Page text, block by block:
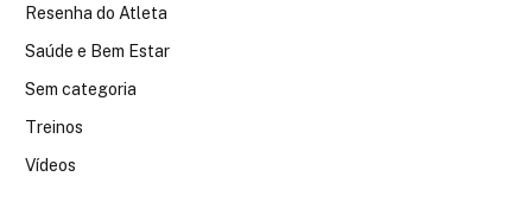
Resenha do Atleta
Saúde e Bem Estar
Sem categoria
Treinos
Vídeos